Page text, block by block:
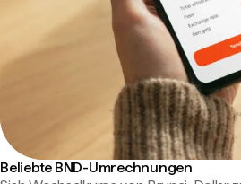
Beliebte BND-Umrechnungen